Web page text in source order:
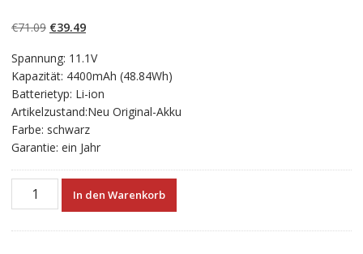
basierend auf
Kundenbewertun
€71.09 Ursprünglicher
war:
€71.09
€39.49Aktueller
ist:
€39.49.
Spannung: 11.1V
Kapazität: 4400mAh (48.84Wh)
Batterietyp: Li-ion
Artikelzustand:Neu Original-Akku
Farbe: schwarz
Garantie: ein Jahr
Neuer
In den Warenkorb